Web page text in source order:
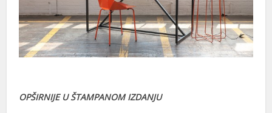
OPŠIRNIJE U ŠTAMPANOM IZDANJU